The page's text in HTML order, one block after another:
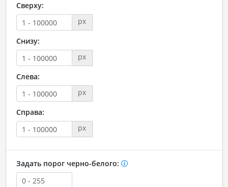
Сверху:
px
Снизу:
px
Слева:
px
Справа:
px
Задать порог черно-белого: